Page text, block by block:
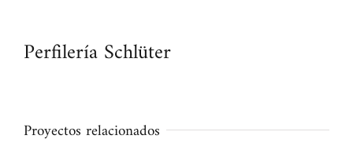
Perfilería Schlüter
Proyectos relacionados